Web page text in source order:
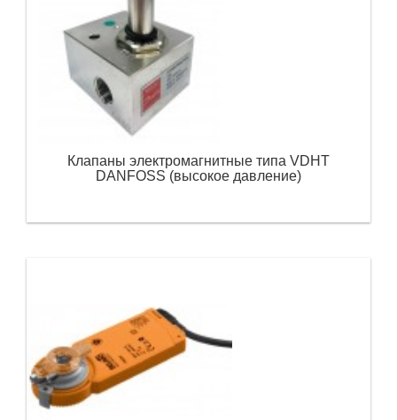
Клапаны электромагнитные типа VDHT
DANFOSS (высокое давление)